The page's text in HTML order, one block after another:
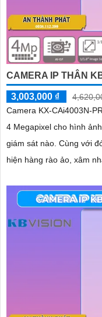
CAMERA IP THÂN
3,003,000 ₫
Camera KX-CAi4003N-
4 Megapixel cho hình
giám sát nào. Cùng với
hiện hàng rào ảo, xâm
quả giám sát an ninh